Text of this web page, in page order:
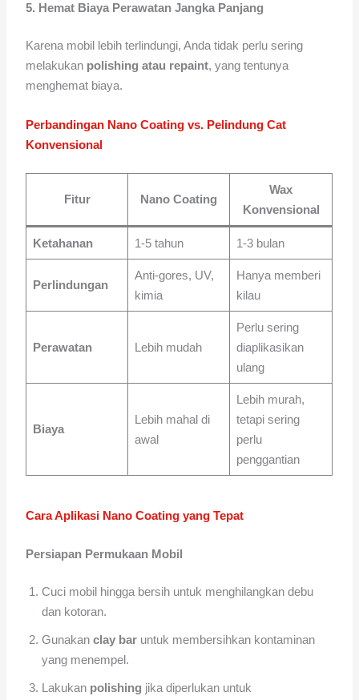
5. Hemat Biaya Perawatan Jangka Panjang
Karena mobil lebih terlindungi, Anda tidak perlu sering
melakukan polishing atau repaint, yang tentunya
menghemat biaya.
Perbandingan Nano Coating vs. Pelindung Cat
Konvensional
Fitur Nano Coating
Wax
Konvensional
Ketahanan 1-5 tahun 1-3 bulan
Perlindungan
Anti-gores, UV,
kimia
Hanya memberi
kilau
Perawatan Lebih mudah
Perlu sering
diaplikasikan
ulang
Biaya
Lebih mahal di
awal
Lebih murah,
tetapi sering
perlu
penggantian
Cara Aplikasi Nano Coating yang Tepat
Persiapan Permukaan Mobil
Cuci mobil hingga bersih untuk menghilangkan debu
dan kotoran.
Gunakanclay bar untuk membersihkan kontaminan
yang menempel.
Lakukan polishing jika diperlukan untuk